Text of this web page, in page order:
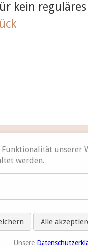
kein
Funktionalität unserer
werden.
Alle
Unsere